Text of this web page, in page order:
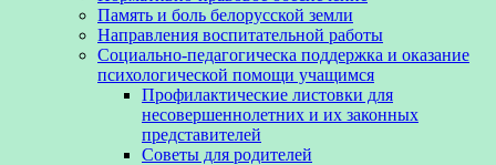
Память и боль белорусской земли
Направления воспитательной работы
Социально-педагогическа поддержка и оказание
психологической помощи учащимся
Профилактические листовки для
несовершеннолетних и их законных
представителей
Советы для родителей